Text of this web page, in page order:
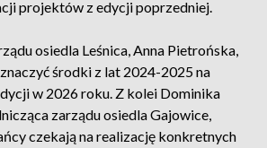
projektów z edycji poprzedniej.
osiedla Leśnica, Anna Pietrońska,
środki z lat 2024-2025 na
w 2026 roku. Z kolei Dominika
zarządu osiedla Gajowice,
czekają na realizację konkretnych